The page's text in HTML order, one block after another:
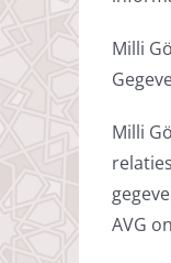
Milli
Milli
AVG